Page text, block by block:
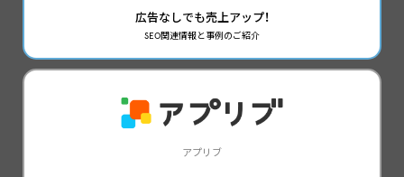
広告なしでも売上アップ！
SEO関連情報と事例のご紹介
アプリブ